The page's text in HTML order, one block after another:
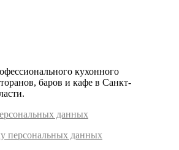
кухонного
баров и кафе в Санкт-
данных
персональных данных